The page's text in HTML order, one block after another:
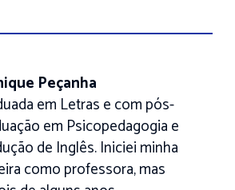
Peçanha
em Letras e com pós-
em Psicopedagogia e
de Inglês. Iniciei minha
como professora, mas